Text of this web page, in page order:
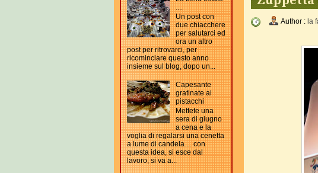
....
Un post con
due chiacchere
per salutarci ed
ora un altro
post per ritrovarci, per
ricominciare questo anno
insieme sul blog, dopo un...
Capesante
gratinate ai
pistacchi
Mettete una
sera di giugno
a cena e la
voglia di regalarsi una cenetta
a lume di candela… con
questa idea, si esce dal
lavoro, si va a...
Author : la